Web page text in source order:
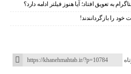
به تعویق افتاد؛ آیا هنوز فیلتر ادامه دارد؟
خود را بازگردانندند!